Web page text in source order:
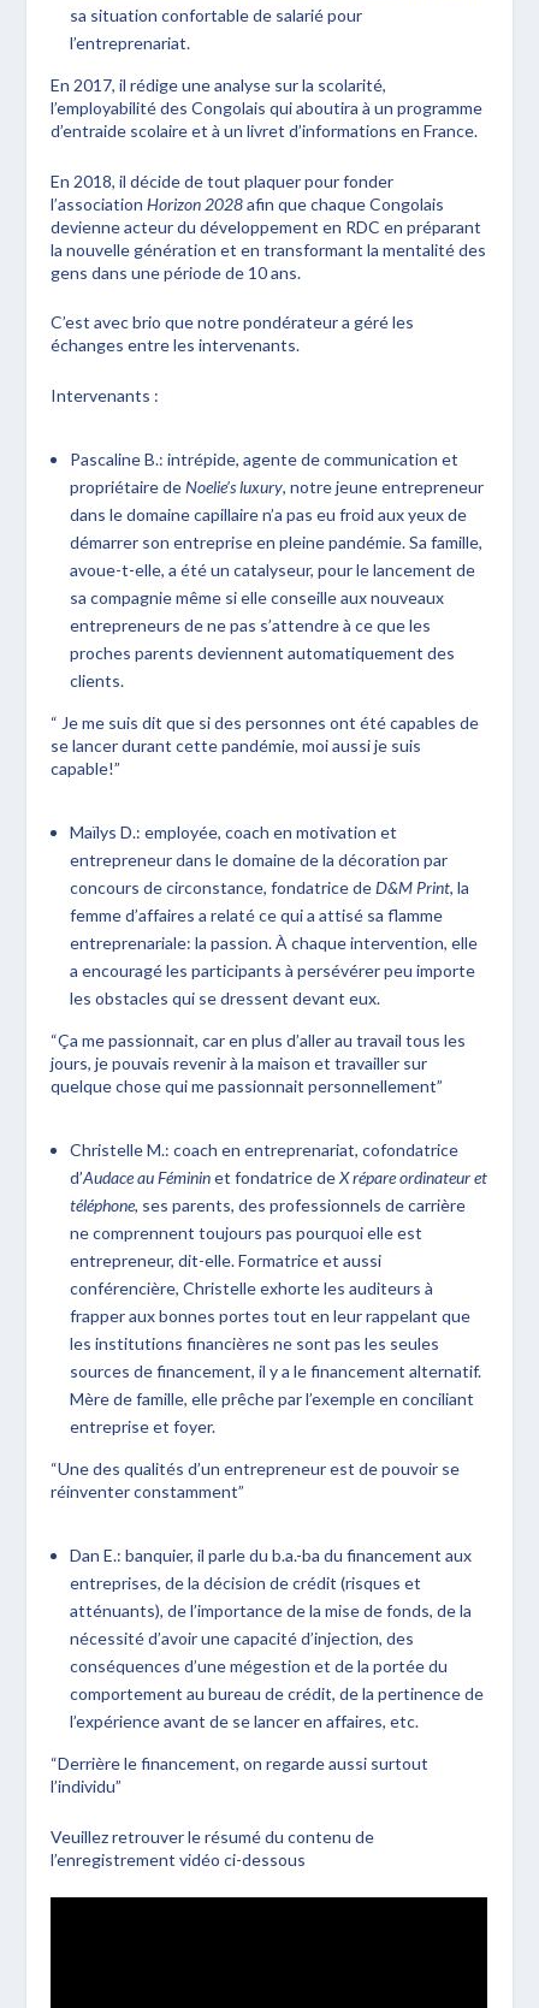
sa situation confortable de salarié pour
l’entreprenariat.
En 2017, il rédige une analyse sur la scolarité,
l’employabilité des Congolais qui aboutira à un programme
d’entraide scolaire et à un livret d’informations en France.
En 2018, il décide de tout plaquer pour fonder
l’associationHorizon 2028afin que chaque Congolais
devienne acteur du développement en RDC en préparant
la nouvelle génération et en transformant la mentalité des
gens dans une période de 10 ans.
C’est avec brio que notre pondérateur a géré les
échanges entre les intervenants.
Intervenants :
Pascaline B.: intrépide, agente de communication et
propriétaire deNoelie’s luxury, notre jeune entrepreneur
dans le domaine capillaire n’a pas eu froid aux yeux de
démarrer son entreprise en pleine pandémie. Sa famille,
avoue-t-elle, a été un catalyseur, pour le lancement de
sa compagnie même si elle conseille aux nouveaux
entrepreneurs de ne pas s’attendre à ce que les
proches parents deviennent automatiquement des
clients.
“ Je me suis dit que si des personnes ont été capables de
se lancer durant cette pandémie, moi aussi je suis
capable!”
Maïlys D.: employée, coach en motivation et
entrepreneur dans le domaine de la décoration par
concours de circonstance, fondatrice deD&M Print, la
femme d’affaires a relaté ce qui a attisé sa flamme
entreprenariale: la passion. À chaque intervention, elle
a encouragé les participants à persévérer peu importe
les obstacles qui se dressent devant eux.
“Ça me passionnait, car en plus d’aller au travail tous les
jours, je pouvais revenir à la maison et travailler sur
quelque chose qui me passionnait personnellement”
Christelle M.: coach en entreprenariat, cofondatrice
d’Audace au Fémininet fondatrice deX répare ordinateur et
téléphone, ses parents, des professionnels de carrière
ne comprennent toujours pas pourquoi elle est
entrepreneur, dit-elle. Formatrice et aussi
conférencière, Christelle exhorte les auditeurs à
frapper aux bonnes portes tout en leur rappelant que
les institutions financières ne sont pas les seules
sources de financement, il y a le financement alternatif.
Mère de famille, elle prêche par l’exemple en conciliant
entreprise et foyer.
“Une des qualités d’un entrepreneur est de pouvoir se
réinventer constamment”
Dan E.: banquier, il parle du b.a.-ba du financement aux
entreprises, de la décision de crédit (risques et
atténuants), de l’importance de la mise de fonds, de la
nécessité d’avoir une capacité d’injection, des
conséquences d’une mégestion et de la portée du
comportement au bureau de crédit, de la pertinence de
l’expérience avant de se lancer en affaires, etc.
“Derrière le financement, on regarde aussi surtout
l’individu”
Veuillez retrouver le résumé du contenu de
l’enregistrement vidéo ci-dessous